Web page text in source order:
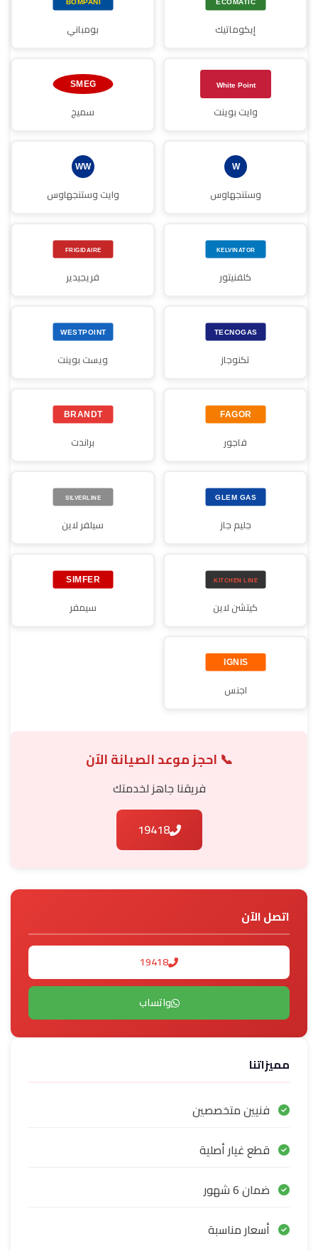
إيكوماتيك بومباني
وايت بوينت سميج
وستنجهاوس وايت وستنجهاوس
كلفنيتور فريجيدير
تكنوجاز ويست بوينت
فاجور براندت
جليم جاز سيلفر لاين
كيتشن لاين سيمفر
اجنس
📞 احجز موعد الصيانة الآن
فريقنا جاهز لخدمتك
19418
اتصل الآن
19418
واتساب
مميزاتنا
فنيين متخصصين
قطع غيار أصلية
ضمان 6 شهور
أسعار مناسبة